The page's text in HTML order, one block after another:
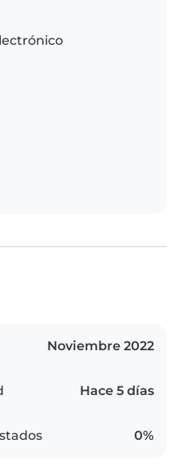
Noviembre 2022
Hace 5 días
0%